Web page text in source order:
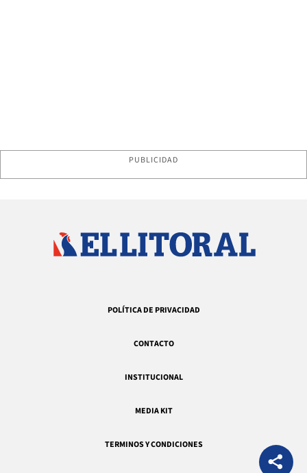
PUBLICIDAD
POLÍTICA DE PRIVACIDAD
CONTACTO
INSTITUCIONAL
MEDIA KIT
TERMINOS Y CONDICIONES